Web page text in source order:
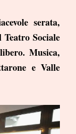
serata,
Sociale
Musica,
e Valle